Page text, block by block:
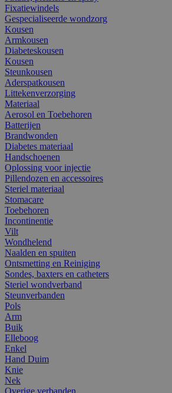
Fixatiewindels
Gespecialiseerde wondzorg
Kousen
Armkousen
Diabeteskousen
Kousen
Steunkousen
Aderspatkousen
Littekenverzorging
Materiaal
Aerosol en Toebehoren
Batterijen
Brandwonden
Diabetes materiaal
Handschoenen
Oplossing voor injectie
Pillendozen en accessoires
Steriel materiaal
Stomacare
Toebehoren
Incontinentie
Vilt
Wondhelend
Naalden en spuiten
Ontsmetting en Reiniging
Sondes, baxters en catheters
Steriel wondverband
Steunverbanden
Pols
Arm
Buik
Elleboog
Enkel
Hand Duim
Knie
Nek
Overige verbanden